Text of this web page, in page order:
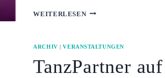
WEITERLESENTANZPARTNER
BÜHNE!
ARCHIV |VERANSTALTUNGEN
TanzPartner